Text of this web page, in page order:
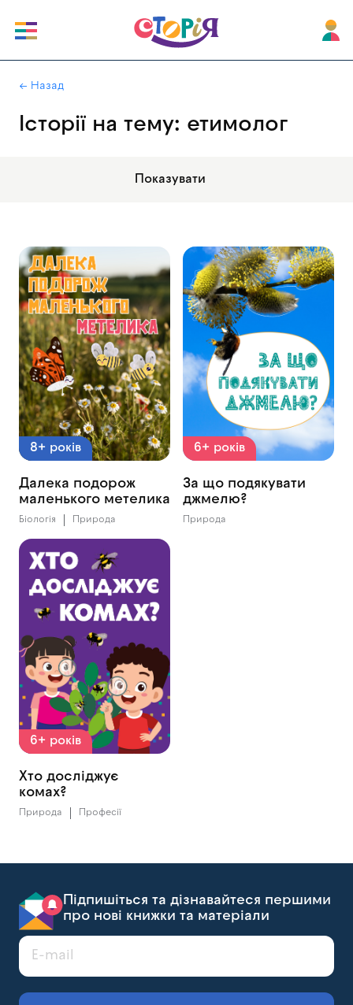
← Назад
Історії на тему: етимолог
Показувати
8+ років
Далека подорож
маленького метелика
Біологія Природа
6+ років
За що подякувати
джмелю?
Природа
6+ років
Хто досліджує
комах?
Природа Професії
Підпишіться та дізнавайтеся першими
про нові книжки та матеріали